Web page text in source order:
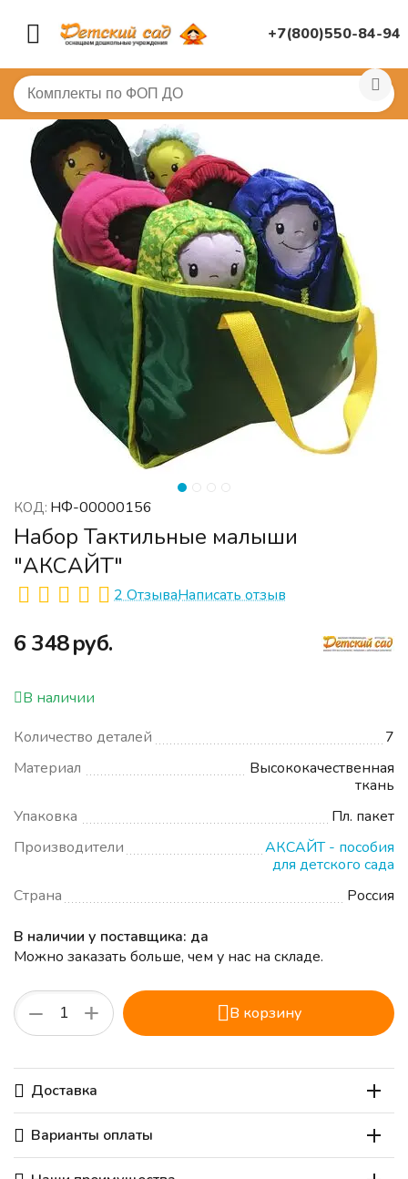
+7(800)550-84-94
Главная / ДИДАКТИЧЕСКИЕ ИГРЫ Развивающие
КОД: НФ-00000156
Набор Тактильные малыши
"АКСАЙТ"
2 ОтзываНаписать отзыв
‍6 348‍руб.
В наличии
Количество деталей
7
Материал
Высококачественная
ткань
Упаковка
Пл. пакет
Производители
АКСАЙТ - пособия
для детского сада
Страна
Россия
В наличии у поставщика: да
Можно заказать больше, чем у нас на складе.
+
− В корзину
Доставка
Варианты оплаты